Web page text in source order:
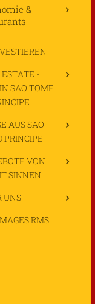
&
-
SAO TOME
AUS SAO
PRINCIPE
VON
SINNEN
UNS
RMS